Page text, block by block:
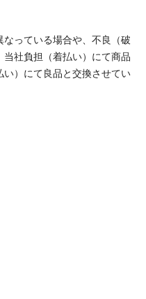
っている場合や、不良（破
社負担（着払い）にて商品
）にて良品と交換させてい